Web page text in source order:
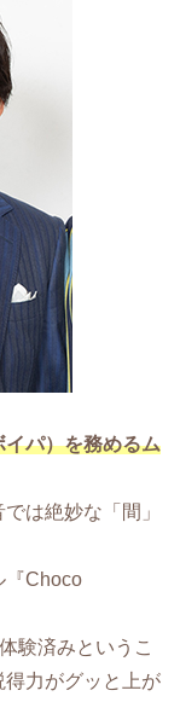
パ）を務めるム
は絶妙な「間」
『Choco
験済みというこ
得力がグッと上が